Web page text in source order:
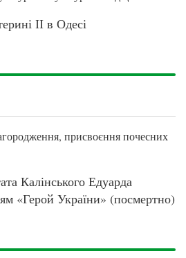
ІІ в Одесі
присвоєння почесних
Калінського Едуарда
«Герой України» (посмертно)